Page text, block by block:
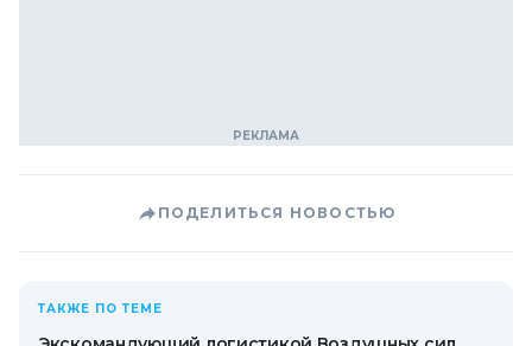
ПОДЕЛИТЬСЯ НОВОСТЬЮ
ТАКЖЕ ПО ТЕМЕ